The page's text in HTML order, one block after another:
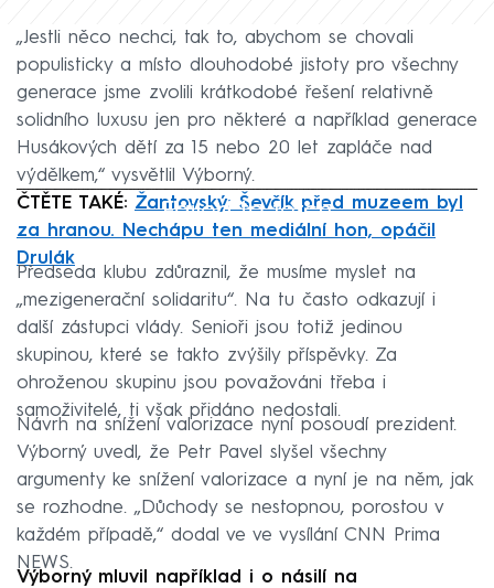
„Jestli něco nechci, tak to, abychom se chovali
populisticky a místo dlouhodobé jistoty pro všechny
generace jsme zvolili krátkodobé řešení relativně
solidního luxusu jen pro některé a například generace
Husákových dětí za 15 nebo 20 let zapláče nad
výdělkem,“ vysvětlil Výborný.
Failed to fetch
ČTĚTE TAKÉ: Žantovský: Ševčík před muzeem byl
za hranou. Nechápu ten mediální hon, opáčil
Drulák
Předseda klubu zdůraznil, že musíme myslet na
„mezigenerační solidaritu“. Na tu často odkazují i
další zástupci vlády. Senioři jsou totiž jedinou
skupinou, které se takto zvýšily příspěvky. Za
ohroženou skupinu jsou považováni třeba i
samoživitelé, ti však přidáno nedostali.
Návrh na snížení valorizace nyní posoudí prezident.
Výborný uvedl, že Petr Pavel slyšel všechny
argumenty ke snížení valorizace a nyní je na něm, jak
se rozhodne. „Důchody se nestopnou, porostou v
každém případě,“ dodal ve ve vysílání CNN Prima
NEWS.
Výborný mluvil například i o násilí na